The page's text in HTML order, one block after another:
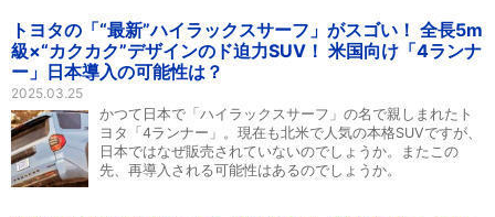
トヨタの「“最新”ハイラックスサーフ」がスゴい！ 全長5m
級×“カクカク”デザインのド迫力SUV！ 米国向け「4ランナ
ー」日本導入の可能性は？
2025.03.25
かつて日本で「ハイラックスサーフ」の名で親しまれたト
ヨタ「4ランナー」。現在も北米で人気の本格SUVですが、
日本ではなぜ販売されていないのでしょうか。またこの
先、再導入される可能性はあるのでしょうか。